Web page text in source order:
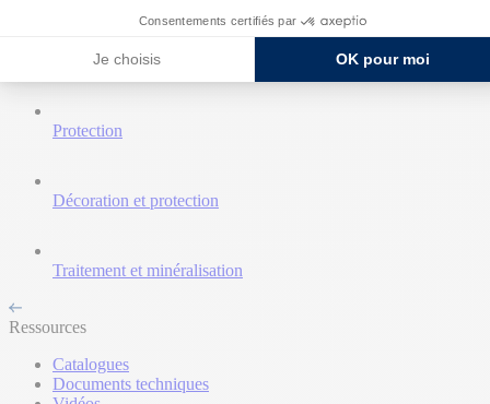
Nettoyant et décapant
Protection
Décoration et protection
Traitement et minéralisation
Ressources
Catalogues
Documents techniques
Consentements certifiés par
Je choisis OK pour moi